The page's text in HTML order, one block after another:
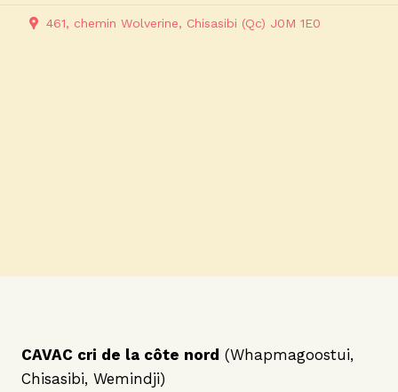
461, chemin Wolverine, Chisasibi (Qc) J0M 1E0
CAVAC cri de la côte nord (Whapmagoostui,
Chisasibi, Wemindji)